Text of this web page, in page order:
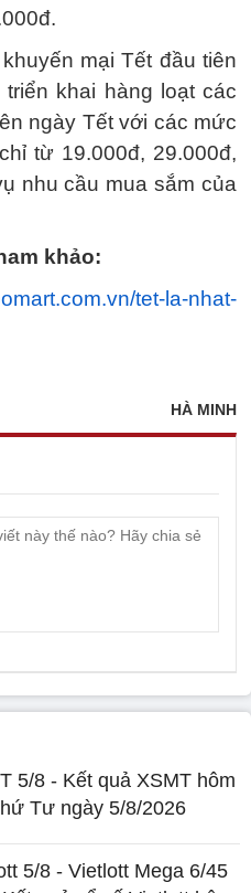
mại Tết đầu tiên
khai hàng loạt các
ngày Tết với các mức
từ 19.000đ, 29.000đ,
nhu cầu mua sắm của
khảo:
tet-la-nhat-
HÀ MINH
5/8 - Kết quả XSMT hôm
Tư ngày 5/8/2026
5/8 - Vietlott Mega 6/45